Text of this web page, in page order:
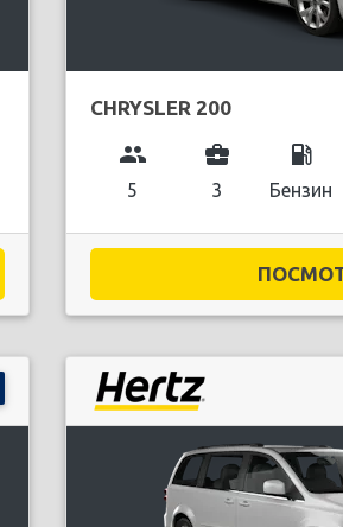
CHRYSLER 200
group
5
business_center
3
local_gas_station
Бензин